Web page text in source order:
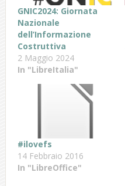
GNIC2024: Giornata
Nazionale
dell’Informazione
Costruttiva
2 Maggio 2024
In "LibreItalia"
#ilovefs
14 Febbraio 2016
In "LibreOffice"